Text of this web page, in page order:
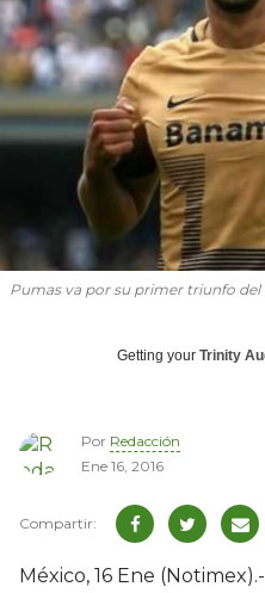
Pumas va por su primer triunfo del
Getting your Trinity
Por Redacción
Ene 16, 2016
México, 16 Ene